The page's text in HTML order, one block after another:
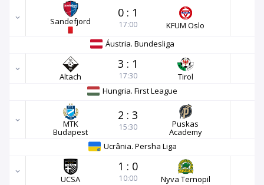
Sandefjord
0 : 1
17:00
KFUM Oslo
Áustria. Bundesliga
Altach
3 : 1
17:30
Tirol
Hungria. First League
MTK
Budapest
2 : 3
15:30 Puskas
Academy
Ucrânia. Persha Liga
UCSA
1 : 0
10:00
Nyva Ternopil